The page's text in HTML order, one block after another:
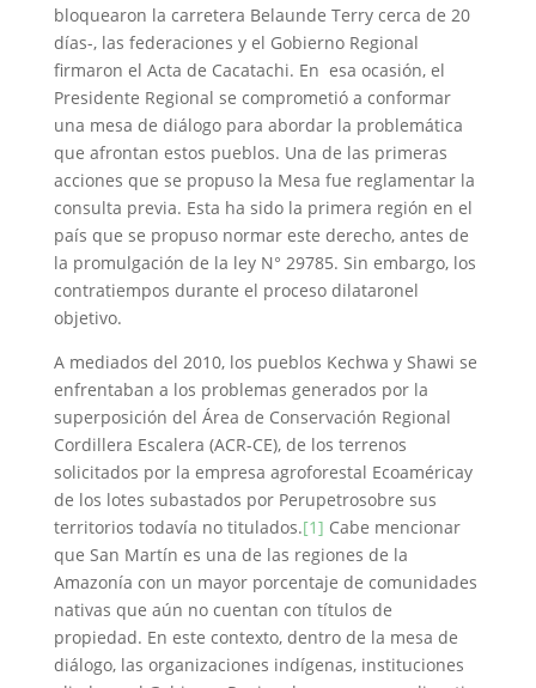
bloquearon la carretera Belaunde Terry cerca de 20
días-, las federaciones y el Gobierno Regional
firmaron el Acta de Cacatachi. En esa ocasión, el
Presidente Regional se comprometió a conformar
una mesa de diálogo para abordar la problemática
que afrontan estos pueblos. Una de las primeras
acciones que se propuso la Mesa fue reglamentar la
consulta previa. Esta ha sido la primera región en el
país que se propuso normar este derecho, antes de
la promulgación de la ley N° 29785. Sin embargo, los
contratiempos durante el proceso dilataronel
objetivo.
A mediados del 2010, los pueblos Kechwa y Shawi se
enfrentaban a los problemas generados por la
superposición del Área de Conservación Regional
Cordillera Escalera (ACR-CE), de los terrenos
solicitados por la empresa agroforestal Ecoaméricay
de los lotes subastados por Perupetrosobre sus
territorios todavía no titulados.[1] Cabe mencionar
que San Martín es una de las regiones de la
Amazonía con un mayor porcentaje de comunidades
nativas que aún no cuentan con títulos de
propiedad. En este contexto, dentro de la mesa de
diálogo, las organizaciones indígenas, instituciones